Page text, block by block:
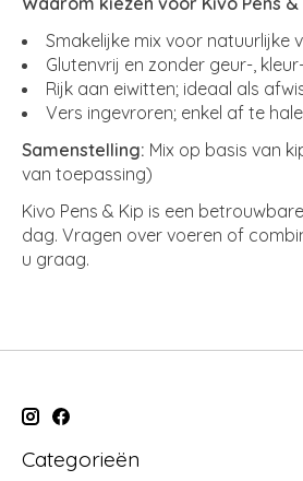
Smakelijke mix voor natuurlijke
Glutenvrij en zonder geur-,
Rijk aan eiwitten; ideaal als
Vers ingevroren; enkel af te
Samenstelling: Mix op basis van
van toepassing)
Kivo Pens & Kip is een
dag. Vragen over voeren of
u graag.
Categorieën